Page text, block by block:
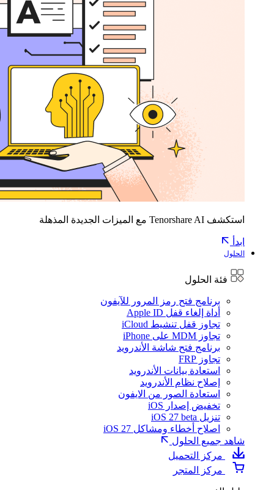
استكشف Tenorshare AI مع الميزات الجديدة المذهلة
ابدأ
الحلول
فئة الحلول
برنامج فتح رمز المرور للآيفون
أداة إلغاء قفل Apple ID
تجاوز قفل تنشيط iCloud
تجاوز MDM على iPhone
برنامج فتح شاشة الأندرويد
تجاوز FRP
استعادة بيانات الأندرويد
إصلاح نظام الأندرويد
استعادة الصور من الايفون
تخفيض إصدار iOS
تنزيل iOS 27 beta
اصلاح أخطاء ومشاكل iOS 27
شاهد جميع الحلول
مركز التحميل
مركز المتجر